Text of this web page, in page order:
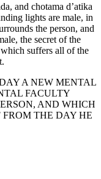
and chotama d’atika
lights are male, in
the person, and
the secret of the
suffers all of the
A NEW MENTAL
FACULTY
AND WHICH
THE DAY HE